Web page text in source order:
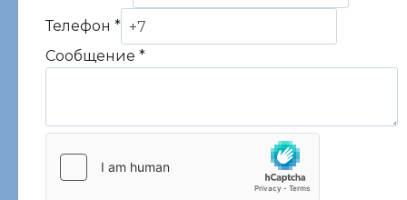
Телефон *
Сообщение *